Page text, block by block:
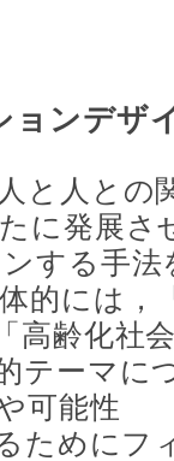
ョンデザ
と人との
に発展さ
する手法
的には，
高齢化社
テーマに
可能性
ためにフ